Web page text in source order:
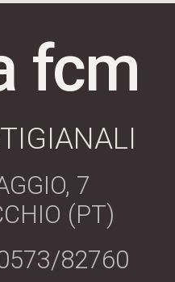
fcm
7
(PT)
82760